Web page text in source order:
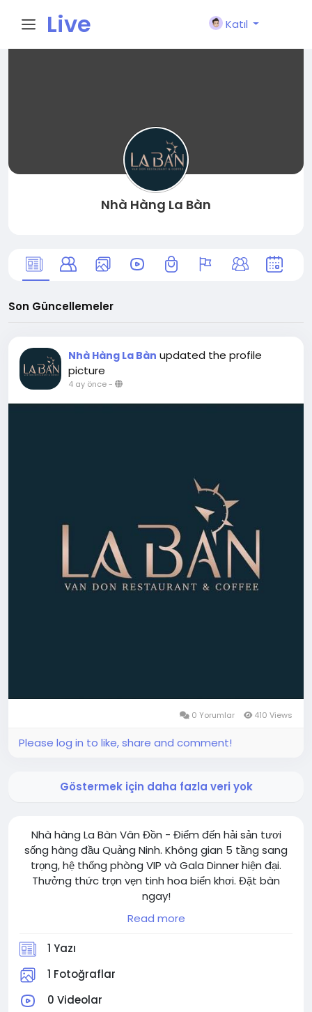
Live
Katıl
Nhà Hàng La Bàn
Nhà hàng La Bàn Vân Đồn - Điểm đến hải sản tươi
sống hàng đầu Quảng Ninh. Không gian 5 tầng sang
trọng, hệ thống phòng VIP và Gala Dinner hiện đại.
Thưởng thức trọn vẹn tinh hoa biển khơi. Đặt bàn
ngay!
Website: https://labanvandon.vn/
Hotline: 09 247 56666
Địa chỉ: KĐT Thống Nhất, TT Cái Rồng, H. Vân Đồn,
Email: labanvandon@gmail.com
Read more
1 Yazı
1 Fotoğraflar
0 Videolar
Son Güncellemeler
Nhà Hàng La Bàn updated the profile
picture
4 ay önce-
0 Yorumlar 410 Views
Please log in to like, share and comment!
Göstermek için daha fazla veri yok